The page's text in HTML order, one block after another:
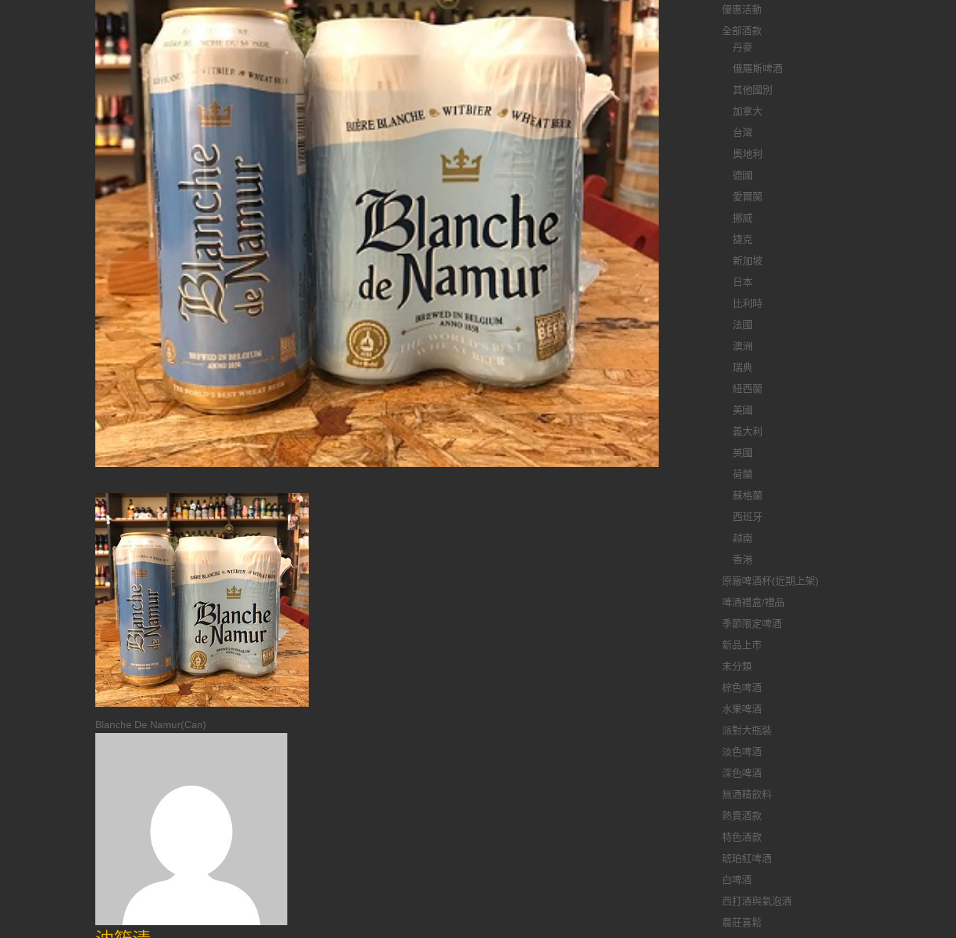
Blanche De Namur(Can)
優惠活動
全部酒款
丹麥
俄羅斯啤酒
其他國別
加拿大
台灣
奧地利
德國
愛爾蘭
挪威
捷克
新加坡
日本
比利時
法國
澳洲
瑞典
紐西蘭
美國
義大利
英國
荷蘭
蘇格蘭
西班牙
越南
香港
原廠啤酒杯(近期上架)
啤酒禮盒/禮品
季節限定啤酒
新品上市
未分類
棕色啤酒
水果啤酒
派對大瓶裝
淡色啤酒
深色啤酒
無酒精飲料
熱賣酒款
特色酒款
琥珀紅啤酒
白啤酒
西打酒與氣泡酒
農莊喜鬆